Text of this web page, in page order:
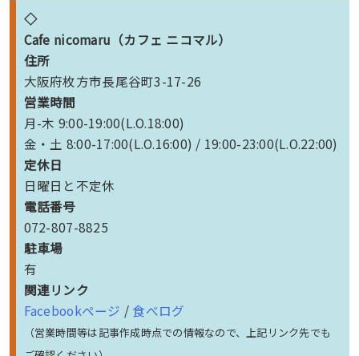
◇
Cafe nicomaru（カフェ ニコマル）
住所
大阪府枚方市長尾谷町3-17-26
営業時間
月-木 9:00-19:00(L.O.18:00)
金・土 8:00-17:00(L.O.16:00) / 19:00-23:00(L.O.22:00)
定休日
日曜日と不定休
電話番号
072-807-8825
駐車場
有
関連リンク
Facebookページ / 食べログ
（営業時間等は記事作成時点での情報なので、上記リンク先でも